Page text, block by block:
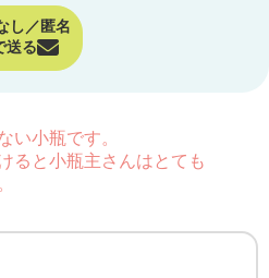
し／匿名
送る
い小瓶です。
ると小瓶主さんはとても